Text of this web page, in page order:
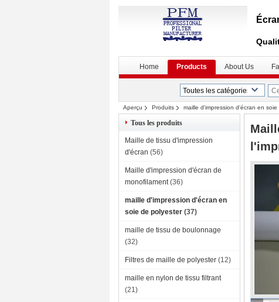
Home Products About Us
Aperçu Produits maille d'impression d'écran en
Tous les produits
Maille de tissu d'impression
d'écran (56)
Maille d'impression d'écran de
monofilament (36)
maille d'impression d'écran en
soie de polyester (37)
maille de tissu de boulonnage
(32)
Filtres de maille de polyester (12)
maille en nylon de tissu filtrant
(21)